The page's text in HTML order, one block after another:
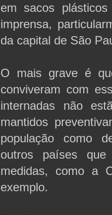
em sacos
imprensa,
da capital de São
O mais grave é
conviveram com
internadas não
mantidos
população como
outros países
medidas, como a
exemplo.